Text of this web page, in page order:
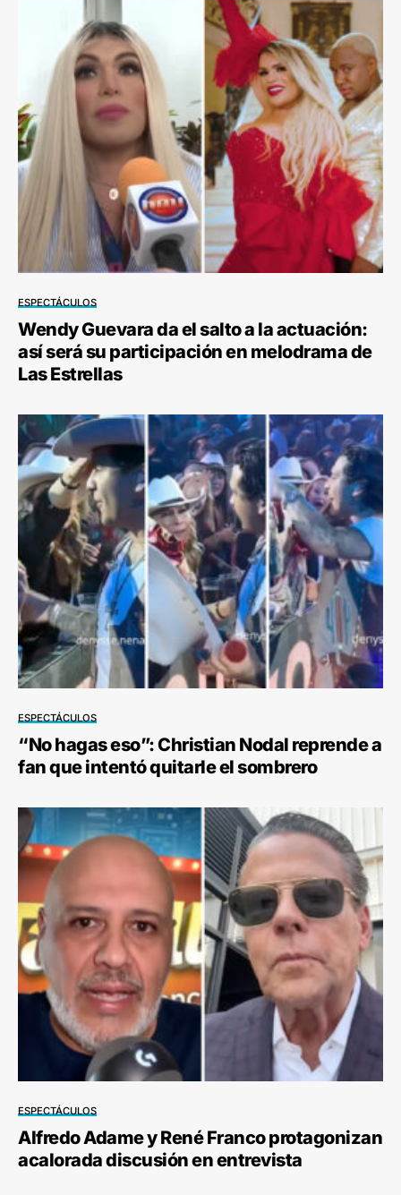
ESPECTÁCULOS
Wendy Guevara da el salto a la actuación:
así será su participación en melodrama de
Las Estrellas
ESPECTÁCULOS
“No hagas eso”: Christian Nodal reprende a
fan que intentó quitarle el sombrero
ESPECTÁCULOS
Alfredo Adame y René Franco protagonizan
acalorada discusión en entrevista